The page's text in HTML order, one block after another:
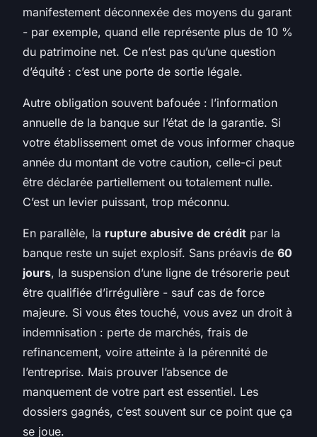
manifestement déconnexée des moyens du garant
- par exemple, quand elle représente plus de 10 %
du patrimoine net. Ce n’est pas qu’une question
d’équité : c’est une porte de sortie légale.
Autre obligation souvent bafouée : l’information
annuelle de la banque sur l’état de la garantie. Si
votre établissement omet de vous informer chaque
année du montant de votre caution, celle-ci peut
être déclarée partiellement ou totalement nulle.
C’est un levier puissant, trop méconnu.
En parallèle, la rupture abusive de crédit par la
banque reste un sujet explosif. Sans préavis de 60
jours, la suspension d’une ligne de trésorerie peut
être qualifiée d’irrégulière - sauf cas de force
majeure. Si vous êtes touché, vous avez un droit à
indemnisation : perte de marchés, frais de
refinancement, voire atteinte à la pérennité de
l’entreprise. Mais prouver l’absence de
manquement de votre part est essentiel. Les
dossiers gagnés, c’est souvent sur ce point que ça
se joue.